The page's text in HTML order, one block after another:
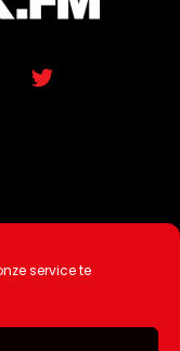
service te
AtSea